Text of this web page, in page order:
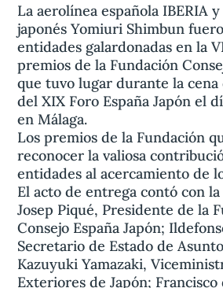
La aerolínea española IBERIA
japonés Yomiuri Shimbun
entidades galardonadas en la
premios de la Fundación
que tuvo lugar durante la
del XIX Foro España Japón el
en Málaga.
Los premios de la Fundación
reconocer la valiosa
entidades al acercamiento de
El acto de entrega contó con
Josep Piqué, Presidente de la
Consejo España Japón;
Secretario de Estado de
Kazuyuki Yamazaki,
Exteriores de Japón;